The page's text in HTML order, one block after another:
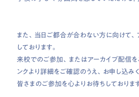
また、当日ご都合が合わない方に向けて
しております。
来校でのご参加、またはアーカイブ配信
ンクより詳細をご確認のうえ、お申し込みく
皆さまのご参加を心よりお待ちしております